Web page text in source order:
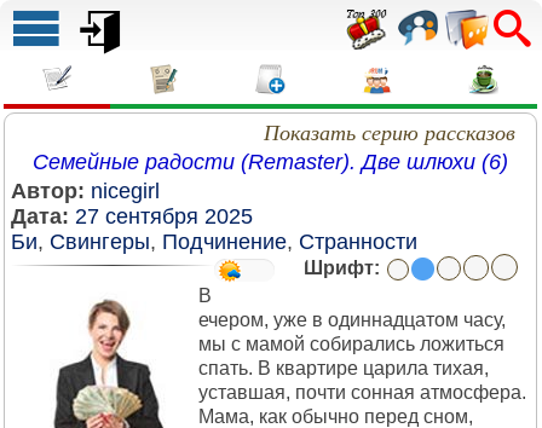
Показать серию рассказов
Семейные радости (Remaster). Две шлюхи (6)
Автор: nicegirl
Дата: 27 сентября 2025
Би, Свингеры, Подчинение, Странности
Шрифт:
В
ечером, уже в одиннадцатом часу,
мы с мамой собирались ложиться
спать. В квартире царила тихая,
уставшая, почти сонная атмосфера.
Мама, как обычно перед сном,